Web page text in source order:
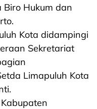
Biro Hukum dan
Kota didampingi
Sekretariat
Limapuluh Kota